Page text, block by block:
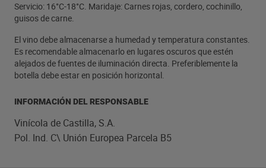
Servicio: 16°C-18°C. Maridaje: Carnes rojas, cordero, cochinillo,
guisos de carne.
El vino debe almacenarse a humedad y temperatura constantes.
Es recomendable almacenarlo en lugares oscuros que estén
alejados de fuentes de iluminación directa. Preferiblemente la
botella debe estar en posición horizontal.
INFORMACIÓN DEL RESPONSABLE
Vinícola de Castilla, S.A.
Pol. Ind. C\ Unión Europea Parcela B5